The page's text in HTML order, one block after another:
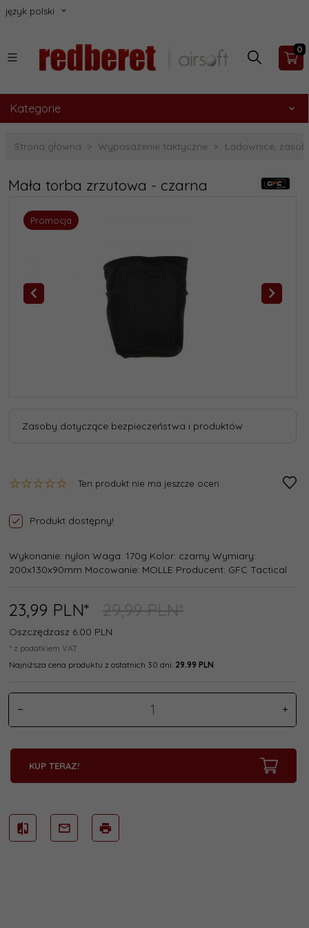
język polski
0
Kategorie
Strona główna Wyposażenie taktyczne Ładownice,
Mała torba zrzutowa - czarna
Promocja
Zasoby dotyczące bezpieczeństwa i produktów
Ten produkt nie ma jeszcze ocen
Produkt dostępny!
Wykonanie: nylon Waga: 170g Kolor: czarny Wymiary:
200x130x90mm Mocowanie: MOLLE Producent: GFC Tactical
23,99 PLN* 29,99 PLN*
Oszczędzasz 6.00 PLN
* z podatkiem VAT
Najniższa cena produktu z ostatnich 30 dni: 29.99 PLN
KUP TERAZ!